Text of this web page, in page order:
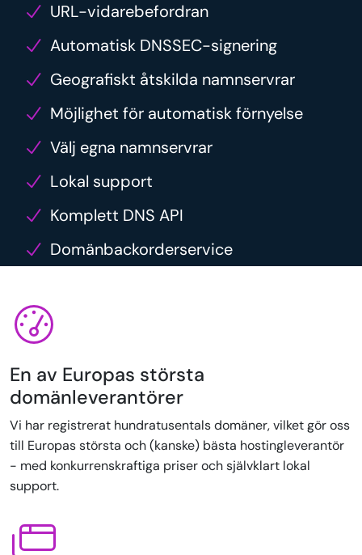
URL-vidarebefordran
Automatisk DNSSEC-signering
Geografiskt åtskilda namnservrar
Möjlighet för automatisk förnyelse
Välj egna namnservrar
Lokal support
Komplett DNS API
Domänbackorderservice
En av Europas största
domänleverantörer
Vi har registrerat hundratusentals domäner, vilket gör oss
till Europas största och (kanske) bästa hostingleverantör
- med konkurrenskraftiga priser och självklart lokal
support.